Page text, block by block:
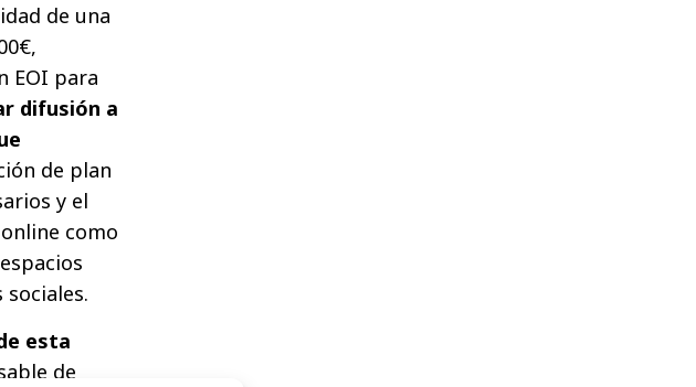
de una
EOI para
difusión a
de plan
y el
como
esta
de